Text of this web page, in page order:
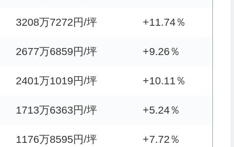
3208万7272円/坪 +11.74％
2677万6859円/坪 +9.26％
2401万1019円/坪 +10.11％
1713万6363円/坪 +5.24％
1176万8595円/坪 +7.72％